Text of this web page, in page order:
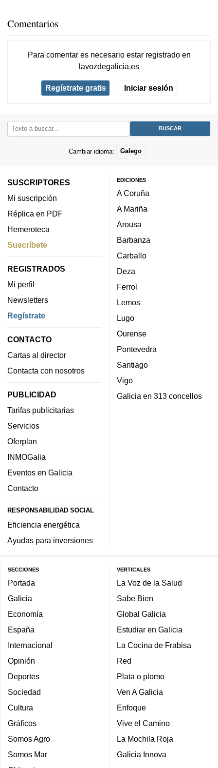
Comentarios
Para comentar es necesario estar registradoen
lavozdegalicia.es
Regístrate gratis Iniciar sesión
Cambiar idioma: Galego
SUSCRIPTORES
Mi suscripción
Réplica en PDF
Hemeroteca
Suscríbete
REGISTRADOS
Mi perfil
Newsletters
Regístrate
CONTACTO
Cartas al director
Contacta con nosotros
PUBLICIDAD
Tarifas publicitarias
Servicios
Oferplan
INMOGalia
Eventos en Galicia
Contacto
RESPONSABILIDAD SOCIAL
Eficiencia energética
Ayudas para inversiones
EDICIONES
A Coruña
A Mariña
Arousa
Barbanza
Carballo
Deza
Ferrol
Lemos
Lugo
Ourense
Pontevedra
Santiago
Vigo
Galicia en 313 concellos
SECCIONES
Portada
Galicia
Economía
España
Internacional
Opinión
Deportes
Sociedad
Cultura
Gráficos
Somos Agro
Somos Mar
VERTICALES
La Voz de la Salud
Sabe Bien
Global Galicia
Estudiar en Galicia
La Cocina de Frabisa
Red
Plata o plomo
Ven A Galicia
Enfoque
Vive el Camino
La Mochila Roja
Galicia Innova